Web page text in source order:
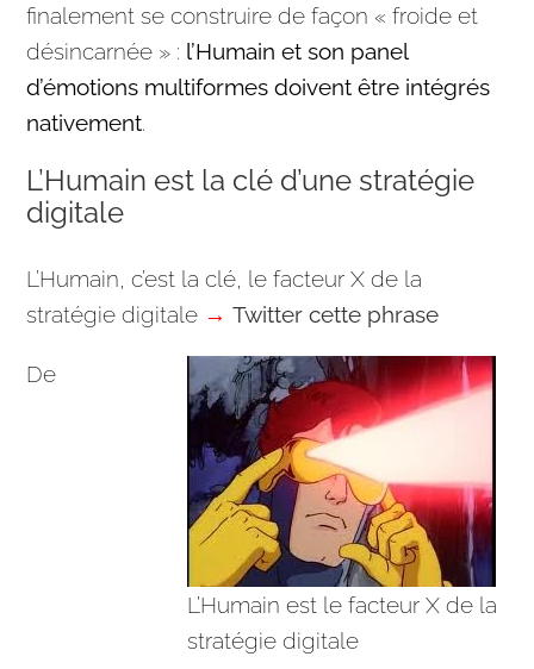
finalement se construire de façon « froide et
désincarnée » : l’Humain et son panel
d’émotions multiformes doivent être intégrés
nativement.
L’Humain est la clé d’une stratégie
digitale
L’Humain, c’est la clé, le facteur X de la
stratégie digitale →Twitter cette phrase
L’Humain est le facteur X de la
stratégie digitale
De